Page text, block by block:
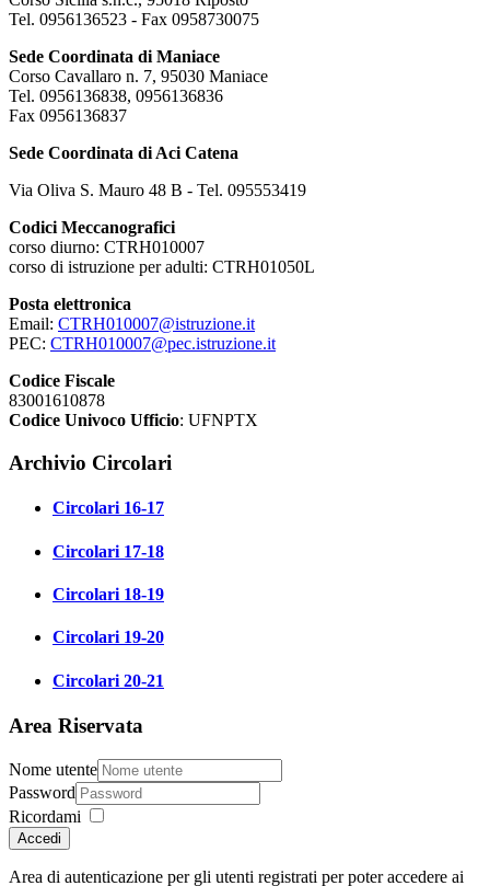
Tel. 0956136523 - Fax 0958730075
Sede Coordinata di Maniace
Corso Cavallaro n. 7, 95030 Maniace
Tel. 0956136838, 0956136836
Fax 0956136837
Sede Coordinata di Aci Catena
Via Oliva S. Mauro 48 B - Tel. 095553419
Codici Meccanografici
corso diurno: CTRH010007
corso di istruzione per adulti: CTRH01050L
Posta elettronica
Email: CTRH010007@istruzione.it
PEC: CTRH010007@pec.istruzione.it
Codice Fiscale
83001610878
Codice Univoco Ufficio: UFNPTX
Archivio Circolari
Circolari 16-17
Circolari 17-18
Circolari 18-19
Circolari 19-20
Circolari 20-21
Area Riservata
Nome utente
Password
Ricordami
Accedi
Area di autenticazione per gli utenti registrati per poter accedere ai